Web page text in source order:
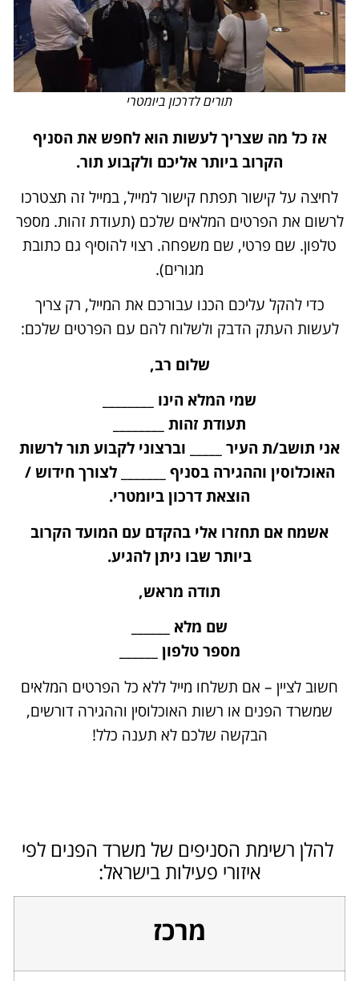
תורים לדרכון ביומטרי
אז כל מה שצריך לעשות הוא לחפש את הסניף
הקרוב ביותר אליכם ולקבוע תור.
לחיצה על קישור תפתח קישור למייל, במייל זה תצטרכו
לרשום את הפרטים המלאים שלכם (תעודת זהות. מספר
טלפון. שם פרטי, שם משפחה. רצוי להוסיף גם כתובת
מגורים).
כדי להקל עליכם הכנו עבורכם את המייל, רק צריך
לעשות העתק הדבק ולשלוח להם עם הפרטים שלכם:
שלום רב,
שמי המלא הינו ________
תעודת זהות ________
אני תושב/ת העיר _____ וברצוני לקבוע תור לרשות
האוכלוסין וההגירה בסניף _______ לצורך חידוש /
הוצאת דרכון ביומטרי.
אשמח אם תחזרו אלי בהקדם עם המועד הקרוב
ביותר שבו ניתן להגיע.
תודה מראש,
שם מלא ______
מספר טלפון ______
חשוב לציין – אם תשלחו מייל ללא כל הפרטים המלאים
שמשרד הפנים או רשות האוכלוסין וההגירה דורשים,
הבקשה שלכם לא תענה כלל!
להלן רשימת הסניפים של משרד הפנים לפי
איזורי פעילות בישראל:
מרכז